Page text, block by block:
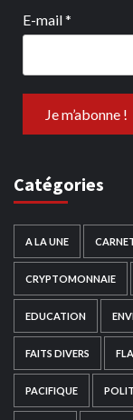
E-mail*
Catégories
A LA UNE
CRYPTOMONNAIE
EDUCATION
FAITS DIVERS
PACIFIQUE